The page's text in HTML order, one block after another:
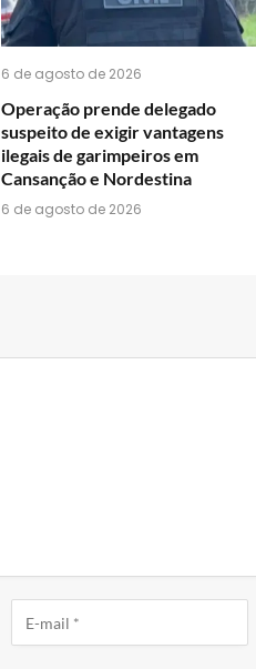
6 de agosto de 2026
Operação prende delegado
suspeito de exigir vantagens
ilegais de garimpeiros em
Cansanção e Nordestina
6 de agosto de 2026